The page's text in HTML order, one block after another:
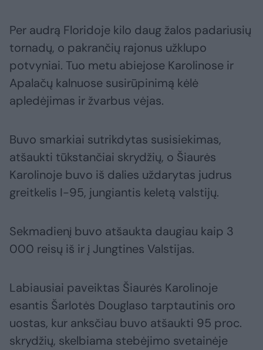
Per audrą Floridoje kilo daug žalos padariusių
tornadų, o pakrančių rajonus užklupo
potvyniai. Tuo metu abiejose Karolinose ir
Apalačų kalnuose susirūpinimą kėlė
apledėjimas ir žvarbus vėjas.
Buvo smarkiai sutrikdytas susisiekimas,
atšaukti tūkstančiai skrydžių, o Šiaurės
Karolinoje buvo iš dalies uždarytas judrus
greitkelis I-95, jungiantis keletą valstijų.
Sekmadienį buvo atšaukta daugiau kaip 3
000 reisų iš ir į Jungtines Valstijas.
Labiausiai paveiktas Šiaurės Karolinoje
esantis Šarlotės Douglaso tarptautinis oro
uostas, kur anksčiau buvo atšaukti 95 proc.
skrydžių, skelbiama stebėjimo svetainėje